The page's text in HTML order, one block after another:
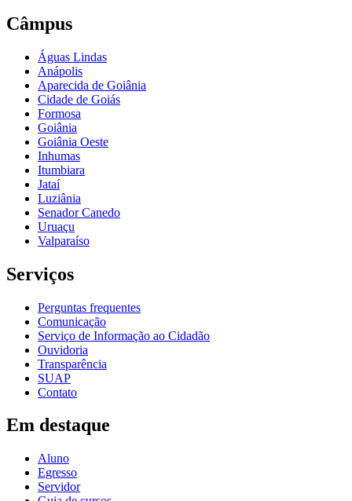
Câmpus
Águas Lindas
Anápolis
Aparecida de Goiânia
Cidade de Goiás
Formosa
Goiânia
Goiânia Oeste
Inhumas
Itumbiara
Jataí
Luziânia
Senador Canedo
Uruaçu
Valparaíso
Serviços
Perguntas frequentes
Comunicação
Serviço de Informação ao Cidadão
Ouvidoria
Transparência
SUAP
Contato
Em destaque
Aluno
Egresso
Servidor